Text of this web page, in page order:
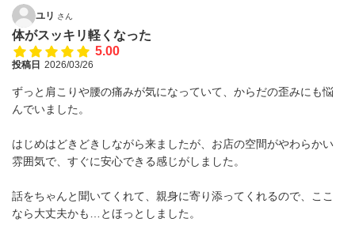
ユリ さん
体がスッキリ軽くなった
5.00
投稿日 2026/03/26
ずっと肩こりや腰の痛みが気になっていて、からだの歪みにも悩
んでいました。
はじめはどきどきしながら来ましたが、お店の空間がやわらかい
雰囲気で、すぐに安心できる感じがしました。
話をちゃんと聞いてくれて、親身に寄り添ってくれるので、ここ
なら大丈夫かも…とほっとしました。